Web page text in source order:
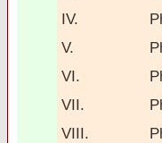
IV.
V.
VI.
VII.
VIII.